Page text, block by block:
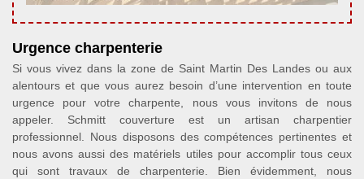
Urgence charpenterie
Si vous vivez dans la zone de Saint Martin Des Landes ou aux
alentours et que vous aurez besoin d’une intervention en toute
urgence pour votre charpente, nous vous invitons de nous
appeler. Schmitt couverture est un artisan charpentier
professionnel. Nous disposons des compétences pertinentes et
nous avons aussi des matériels utiles pour accomplir tous ceux
qui sont travaux de charpenterie. Bien évidemment, nous